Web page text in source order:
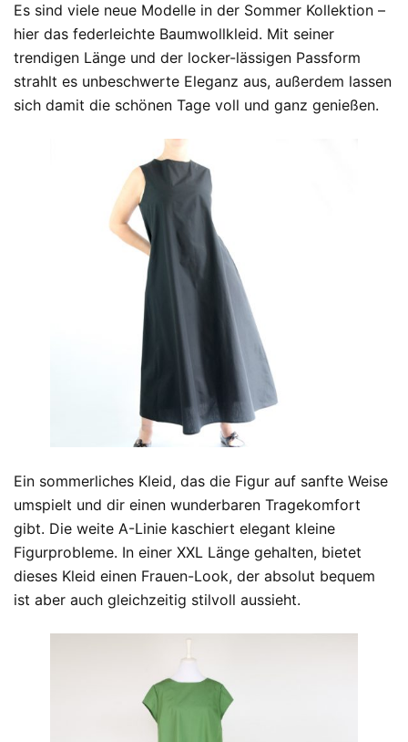
Es sind viele neue Modelle in der Sommer Kollektion –
hier das federleichte Baumwollkleid. Mit seiner
trendigen Länge und der locker-lässigen Passform
strahlt es unbeschwerte Eleganz aus, außerdem lassen
sich damit die schönen Tage voll und ganz genießen.
Ein sommerliches Kleid, das die Figur auf sanfte Weise
umspielt und dir einen wunderbaren Tragekomfort
gibt. Die weite A-Linie kaschiert elegant kleine
Figurprobleme. In einer XXL Länge gehalten, bietet
dieses Kleid einen Frauen-Look, der absolut bequem
ist aber auch gleichzeitig stilvoll aussieht.